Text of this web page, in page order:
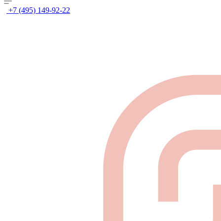
+7 (495) 149-92-22